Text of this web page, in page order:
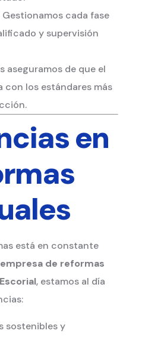
Gestionamos cada fase
y supervisión
aseguramos de que el
con los estándares más
en
está en constante
empresa de reformas
, estamos al día
sostenibles y